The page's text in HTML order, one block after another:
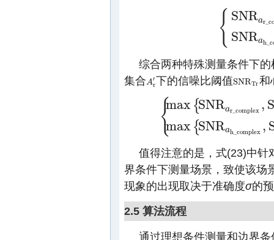
{ SNRar _c
SNRah _c
{S
综合两种特殊测量条件下
集合A′
r
Ar′下的信噪比阈值SNRTr
SNRTr 和
{max {SNRar _complex , S
max {SNRah _complex ,
{m ar
值得注意的是，式(23)中针
界条件下测量场景，致使该场
现象的出现取决于准确度σ的
2.5 算法流程
通过理想条件测量和边界